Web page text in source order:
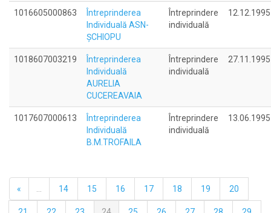
1016605000863
Întreprinderea
Individuală ASN-
ŞCHIOPU
Întreprindere
individuală
12.12.1995
1018607003219
Întreprinderea
Individuală
AURELIA
CUCEREAVAIA
Întreprindere
individuală
27.11.1995
1017607000613
Întreprinderea
Individuală
B.M.TROFAILA
Întreprindere
individuală
13.06.1995
« 14 15 16 17 18 19 20